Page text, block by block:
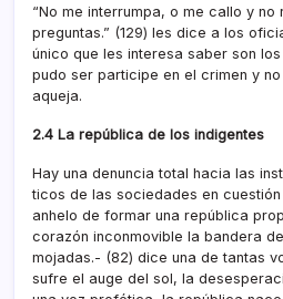
“No me interrumpa, o me callo y no
preguntas.” (129) les dice a los
único que les interesa saber son
pudo ser participe en el crimen y
aqueja.
2.4 La república de los indigentes
Hay una denuncia total hacia las
ticos de las sociedades en
anhelo de formar una república
corazón inconmovible la bandera
mojadas.- (82) dice una de tantas
sufre el auge del sol, la